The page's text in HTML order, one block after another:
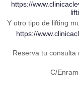
https://
Y otro tipo de lifting
https://
Reserva tu consulta
C/